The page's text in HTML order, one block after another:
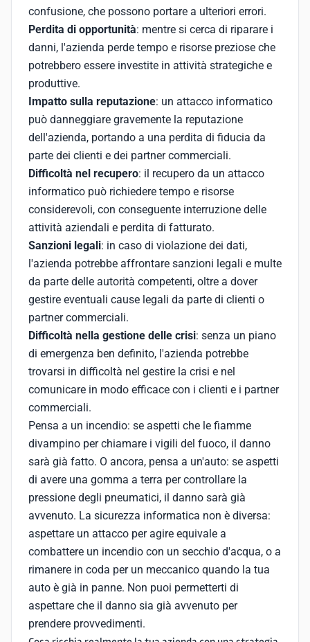
confusione, che possono portare a ulteriori errori.
Perdita di opportunità: mentre si cerca di riparare i
danni, l'azienda perde tempo e risorse preziose che
potrebbero essere investite in attività strategiche e
produttive.
Impatto sulla reputazione: un attacco informatico
può danneggiare gravemente la reputazione
dell'azienda, portando a una perdita di fiducia da
parte dei clienti e dei partner commerciali.
Difficoltà nel recupero: il recupero da un attacco
informatico può richiedere tempo e risorse
considerevoli, con conseguente interruzione delle
attività aziendali e perdita di fatturato.
Sanzioni legali: in caso di violazione dei dati,
l'azienda potrebbe affrontare sanzioni legali e multe
da parte delle autorità competenti, oltre a dover
gestire eventuali cause legali da parte di clienti o
partner commerciali.
Difficoltà nella gestione delle crisi: senza un piano
di emergenza ben definito, l'azienda potrebbe
trovarsi in difficoltà nel gestire la crisi e nel
comunicare in modo efficace con i clienti e i partner
commerciali.
Pensa a un incendio: se aspetti che le fiamme
divampino per chiamare i vigili del fuoco, il danno
sarà già fatto. O ancora, pensa a un'auto: se aspetti
di avere una gomma a terra per controllare la
pressione degli pneumatici, il danno sarà già
avvenuto. La sicurezza informatica non è diversa:
aspettare un attacco per agire equivale a
combattere un incendio con un secchio d'acqua, o a
rimanere in coda per un meccanico quando la tua
auto è già in panne. Non puoi permetterti di
aspettare che il danno sia già avvenuto per
prendere provvedimenti.